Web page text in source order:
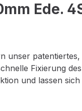
Ede.
Fixierung
und lassen